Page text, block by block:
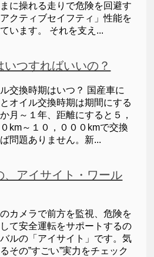
に操れる走りで危険を回避す
クティブセイフティ」性能を
います。 それを支え...
いつすればいいの？
交換時期はいつ？ 国産車に
オイル交換時期は期間にする
月～１年、距離にすると５，
km～１０，０００kmで交換
問題ありません。新...
、アイサイト・ワール
のカメラで前方を監視、危険を
て安全運転をサポートするの
ルの「アイサイト」です。気
その”すごい”実力をチェック